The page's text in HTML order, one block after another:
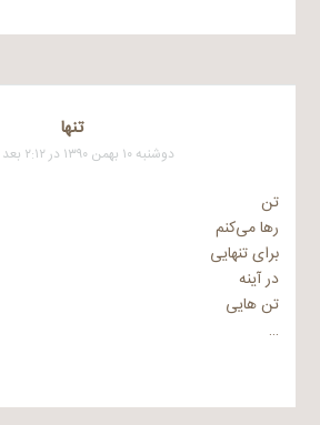
تنها
دوشنبه ۱۰ بهمن ۱۳۹۰ در ۲:۱۲ بعد از ظهر
تن
رها می‌کنم
برای تنهایی
در آینه
تن‌ هایی
…